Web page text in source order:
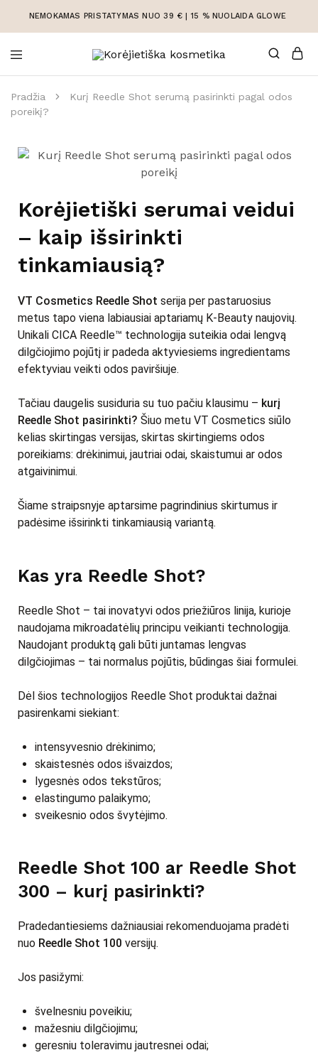
NEMOKAMAS PRISTATYMAS NUO 39 € | 15 % NUOLAIDA GLOWE
Korėjietiška
kosmetika
Korėjietiška
kosmetika
Pradžia
Kurį Reedle Shot serumą pasirinkti pagal odos
poreikį?
Korėjietiški serumai veidui
– kaip išsirinkti
tinkamiausią?
VT Cosmetics Reedle Shot serija per pastaruosius
metus tapo viena labiausiai aptariamų K-Beauty naujovių.
Unikali CICA Reedle™ technologija suteikia odai lengvą
dilgčiojimo pojūtį ir padeda aktyviesiems ingredientams
efektyviau veikti odos paviršiuje.
Tačiau daugelis susiduria su tuo pačiu klausimu – kurį
Reedle Shot pasirinkti? Šiuo metu VT Cosmetics siūlo
kelias skirtingas versijas, skirtas skirtingiems odos
poreikiams: drėkinimui, jautriai odai, skaistumui ar odos
atgaivinimui.
Šiame straipsnyje aptarsime pagrindinius skirtumus ir
padėsime išsirinkti tinkamiausią variantą.
Kas yra Reedle Shot?
Reedle Shot – tai inovatyvi odos priežiūros linija, kurioje
naudojama mikroadatėlių principu veikianti technologija.
Naudojant produktą gali būti juntamas lengvas
dilgčiojimas – tai normalus pojūtis, būdingas šiai formulei.
Dėl šios technologijos Reedle Shot produktai dažnai
pasirenkami siekiant:
intensyvesnio drėkinimo;
skaistesnės odos išvaizdos;
lygesnės odos tekstūros;
elastingumo palaikymo;
sveikesnio odos švytėjimo.
Reedle Shot 100 ar Reedle Shot
300 – kurį pasirinkti?
Pradedantiesiems dažniausiai rekomenduojama pradėti
nuo Reedle Shot 100 versijų.
Jos pasižymi:
švelnesniu poveikiu;
mažesniu dilgčiojimu;
geresniu toleravimu jautresnei odai;